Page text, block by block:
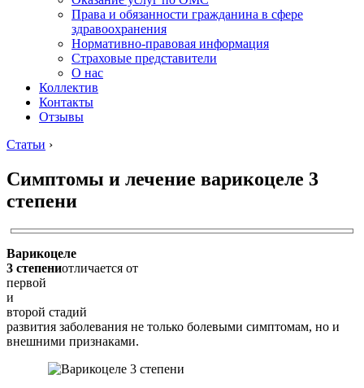
Права и обязанности гражданина в сфере
здравоохранения
Нормативно-правовая информация
Страховые представители
О нас
Коллектив
Контакты
Отзывы
Статьи ›
Симптомы и лечение варикоцеле 3
степени
Варикоцеле
3 степениотличается от
первой
и
второй стадий
развития заболевания не только болевыми симптомам, но и
внешними признаками.